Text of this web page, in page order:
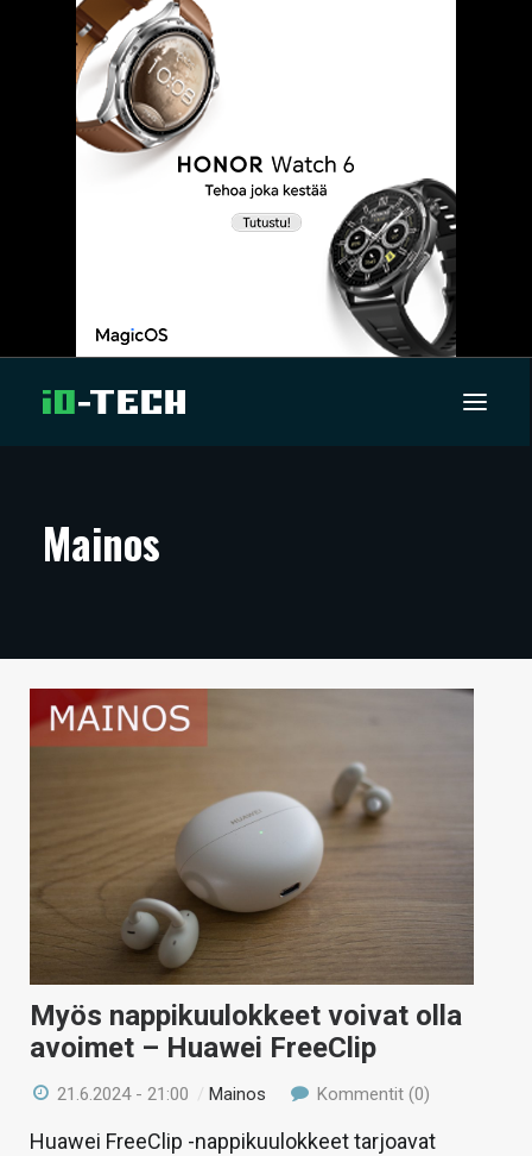
ARTIKKELIT
TECHBBS
TIETOA
HAKU
Mainos
Myös nappikuulokkeet voivat olla
avoimet – Huawei FreeClip
21.6.2024 - 21:00 / Mainos Kommentit (0)
Huawei FreeClip -nappikuulokkeet tarjoavat